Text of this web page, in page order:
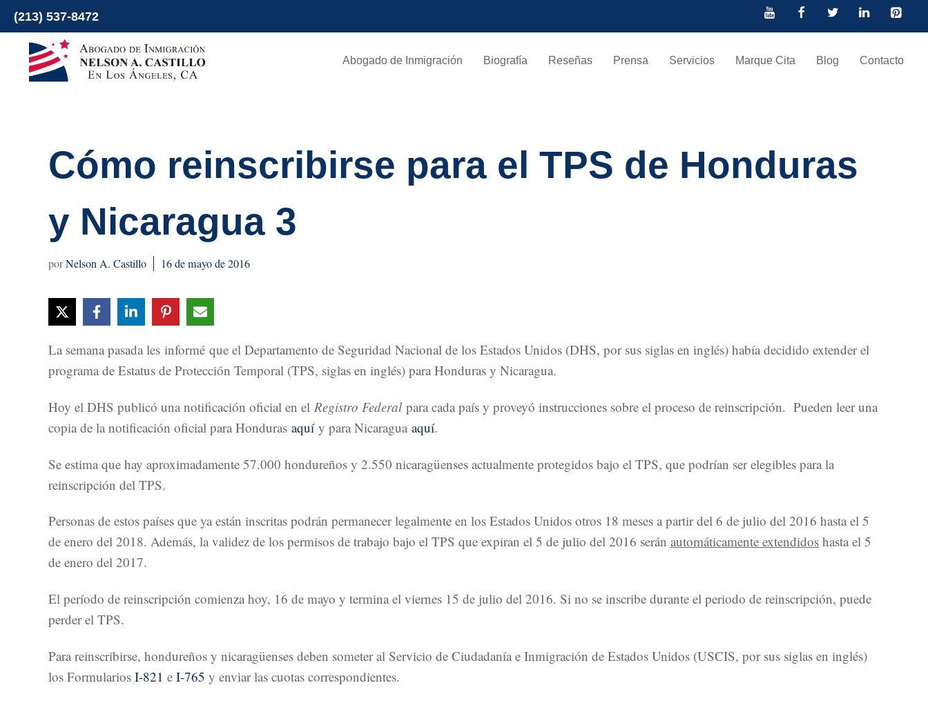
al
contenido
(213) 537-8472
Abogado de Inmigración Biografía Reseñas Prensa Servicios Marque Cita Blog Contacto
Cómo reinscribirse para el TPS de Honduras
y Nicaragua 3
Nelson A. Castillo 16 de mayo de 2016
La semana pasada les informé que el Departamento de Seguridad Nacional de los Estados Unidos (DHS, por sus siglas en inglés) había decidido extender el
programa de Estatus de Protección Temporal (TPS, siglas en inglés) para Honduras y Nicaragua.
Hoy el DHS publicó una notificación oficial en el Registro Federalpara cada país y proveyó instrucciones sobre el proceso de reinscripción. Pueden leer una
copia de la notificación oficial para Honduras aquíy para Nicaragua aquí.
Se estima que hay aproximadamente 57.000 hondureños y 2.550 nicaragüenses actualmente protegidos bajo el TPS, que podrían ser elegibles para la
reinscripción del TPS.
Personas de estos países que ya están inscritas podrán permanecer legalmente en los Estados Unidos otros 18 meses a partir del 6 de julio del 2016 hasta el 5
de enero del 2018. Además, la validez de los permisos de trabajo bajo el TPS que expiran el 5 de julio del 2016 serán automáticamente extendidos hasta el 5
de enero del 2017.
El período de reinscripción comienza hoy, 16 de mayo y termina el viernes 15 de julio del 2016. Si no se inscribe durante el periodo de reinscripción, puede
perder el TPS.
Para reinscribirse, hondureños y nicaragüenses deben someter al Servicio de Ciudadanía e Inmigración de Estados Unidos (USCIS, por sus siglas en inglés)
los Formularios I-821 e I-765 y enviar las cuotas correspondientes.